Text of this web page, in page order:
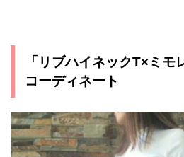
「リブハイネックT×ミモ
コーディネート